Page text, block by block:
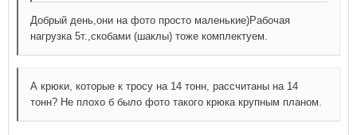
Добрый день,они на фото просто маленькие)Рабочая
нагрузка 5т.,скобами (шаклы) тоже комплектуем.
А крюки, которые к тросу на 14 тонн, рассчитаны на 14
тонн? Не плохо б было фото такого крюка крупным планом.